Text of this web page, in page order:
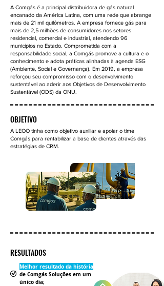
A Comgás é a principal distribuidora de gás natural
encanado da América Latina, com uma rede que abrange
mais de 21 mil quilômetros. A empresa fornece gás para
mais de 2,5 milhões de consumidores nos setores
residencial, comercial e industrial, atendendo 96
municípios no Estado. Comprometida com a
responsabilidade social, a Comgás promove a cultura e o
conhecimento e adota práticas alinhadas à agenda ESG
(Ambiente, Social e Governança). Em 2019, a empresa
reforçou seu compromisso com o desenvolvimento
sustentável ao aderir aos Objetivos de Desenvolvimento
Sustentável (ODS) da ONU.
OBJETIVO
A LEOO tinha como objetivo auxiliar e apoiar o time
Comgás para rentabilizar a base de clientes através das
estratégias de CRM.
RESULTADOS
Melhor resultado da história
de Comgás Soluções em um
único dia;